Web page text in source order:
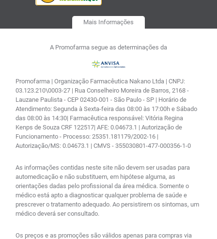
Mais Informações
A Promofarma segue as determinações da
Promofarma | Organização Farmacêutica Nakano Ltda | CNPJ:
03.123.210\0003-27 | Rua Conselheiro Moreira de Barros, 2168 -
Lauzane Paulista - CEP 02430-001 - São Paulo - SP | Horário de
Atendimento: Segunda à Sexta-feira das 08:00 às 17:00h e Sábado
das 08:00 às 14:30| Farmacêutica responsável: Vitória Regina
Kenps de Souza CRF 122517| AFE: 0.04673.1 | Autorização de
Funcionamento - Processo: 25351.181179/2002-16 |
Autorização/MS: 0.04673.1 | CMVS - 355030801-477-000356-1-0
As informações contidas neste site não devem ser usadas para
automedicação e não substituem, em hipótese alguma, as
orientações dadas pelo profissional da área médica. Somente o
médico está apto a diagnosticar qualquer problema de saúde e
prescrever o tratamento adequado. Ao persistirem os sintomas, um
médico deverá ser consultado.
Os preços e as promoções são válidos apenas para compras via